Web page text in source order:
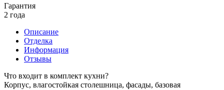
Гарантия
2 года
Описание
Отделка
Информация
Отзывы
Что входит в комплект кухни?
Корпус, влагостойкая столешница, фасады, базовая